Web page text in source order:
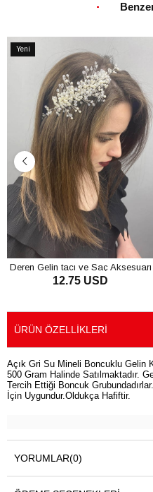
Yeni
Deren Gelin tacı ve Saç Aksesuarı
12.75 USD
ÜRÜN ÖZELLIKLERI
Açık Gri Su Mineli Boncuklu Gelin
500 Gram Halinde Satılmaktadır.
Tercih Ettiği Boncuk
İçin Uygundur.Oldukça Hafiftir.
YORUMLAR(0)